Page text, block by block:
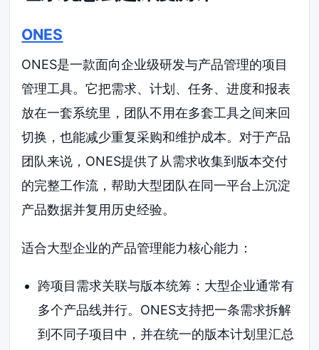
ONES
ONES是一款面向企业级研发与产品管理的项目
管理工具。它把需求、计划、任务、进度和报表
放在一套系统里，团队不用在多套工具之间来回
切换，也能减少重复采购和维护成本。对于产品
团队来说，ONES提供了从需求收集到版本交付
的完整工作流，帮助大型团队在同一平台上沉淀
产品数据并复用历史经验。
适合大型企业的产品管理能力核心能力：
跨项目需求关联与版本统筹：大型企业通常有
多个产品线并行。ONES支持把一条需求拆解
到不同子项目中，并在统一的版本计划里汇总